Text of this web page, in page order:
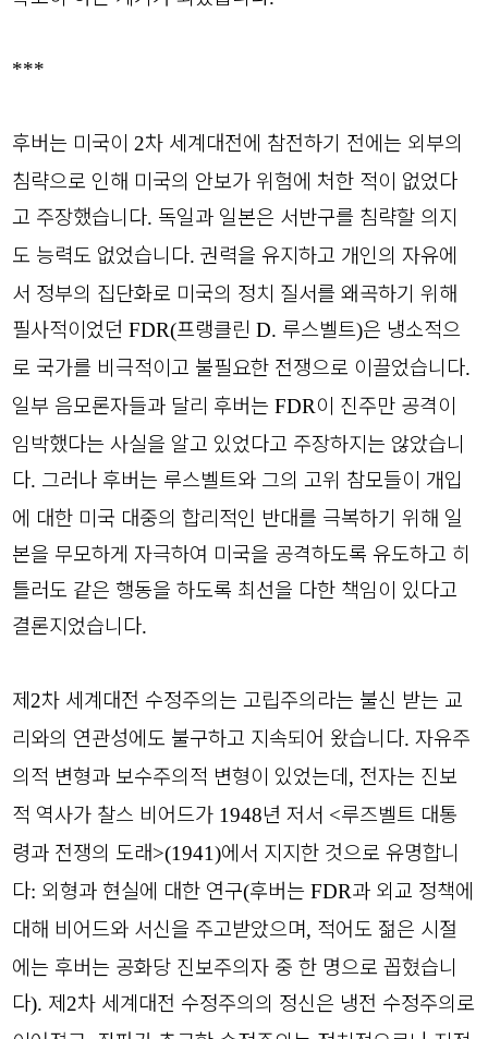
***
후버는 미국이 2차 세계대전에 참전하기 전에는 외부의
침략으로 인해 미국의 안보가 위험에 처한 적이 없었다
고 주장했습니다. 독일과 일본은 서반구를 침략할 의지
도 능력도 없었습니다.권력을 유지하고 개인의 자유에
서 정부의 집단화로 미국의 정치 질서를 왜곡하기 위해
필사적이었던FDR(프랭클린D. 루스벨트)은 냉소적으
로 국가를 비극적이고 불필요한 전쟁으로 이끌었습니다.
일부 음모론자들과 달리 후버는FDR이 진주만 공격이
임박했다는 사실을 알고 있었다고 주장하지는 않았습니
다. 그러나 후버는 루스벨트와 그의 고위 참모들이 개입
에 대한 미국 대중의 합리적인 반대를 극복하기 위해 일
본을 무모하게 자극하여 미국을 공격하도록 유도하고 히
틀러도 같은 행동을 하도록 최선을 다한 책임이 있다고
결론지었습니다.
제2차 세계대전 수정주의는 고립주의라는 불신 받는 교
리와의 연관성에도 불구하고 지속되어 왔습니다.자유주
의적 변형과 보수주의적 변형이 있었는데, 전자는 진보
적 역사가 찰스 비어드가 1948년 저서 <루즈벨트 대통
령과 전쟁의 도래>(1941)에서 지지한 것으로 유명합니
다: 외형과 현실에 대한 연구(후버는FDR과 외교 정책에
대해 비어드와 서신을 주고받았으며, 적어도 젊은 시절
에는 후버는 공화당 진보주의자 중 한 명으로 꼽혔습니
다). 제2차 세계대전 수정주의의 정신은 냉전 수정주의로